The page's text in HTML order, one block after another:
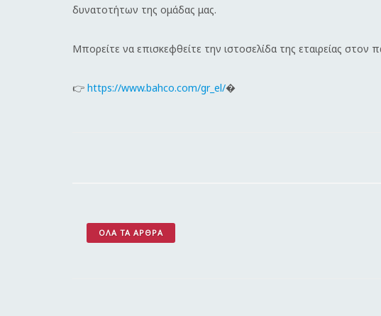
δυνατοτήτων της ομάδας μας.
Μπορείτε να επισκεφθείτε την ιστοσελίδα της εταιρείας στον
👉 https://www.bahco.com/gr_el/�
ΌΛΑ ΤΑ ΆΡΘΡΑ